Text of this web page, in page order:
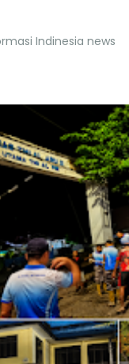
Indinesia news